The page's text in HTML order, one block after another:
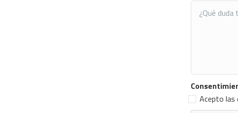
Acepto las